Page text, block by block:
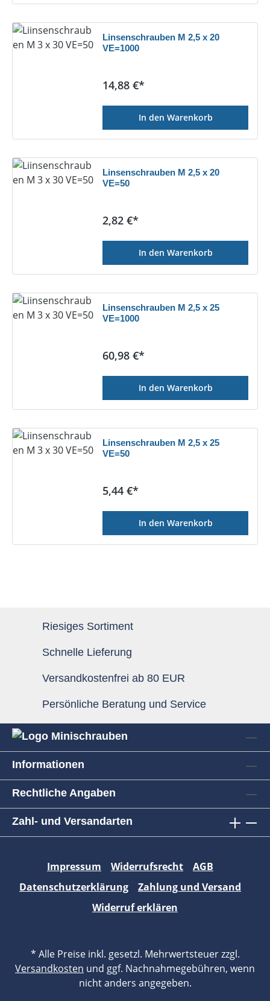
Linsenschrauben M 2,5 x 20
VE=1000
Regulärer Preis:
14,88 €*
In den Warenkorb
Linsenschrauben M 2,5 x 20
VE=50
Regulärer Preis:
2,82 €*
In den Warenkorb
Linsenschrauben M 2,5 x 25
VE=1000
Regulärer Preis:
60,98 €*
In den Warenkorb
Linsenschrauben M 2,5 x 25
VE=50
Regulärer Preis:
5,44 €*
In den Warenkorb
Riesiges Sortiment
Schnelle Lieferung
Versandkostenfrei ab 80 EUR
Persönliche Beratung und Service
Informationen
Rechtliche Angaben
Zahl- und Versandarten
Impressum Widerrufsrecht
AGB
Datenschutzerklärung
Zahlung und Versand
Widerruf erklären
* Alle Preise inkl. gesetzl. Mehrwertsteuer zzgl.
Versandkosten und ggf. Nachnahmegebühren, wenn
nicht anders angegeben.